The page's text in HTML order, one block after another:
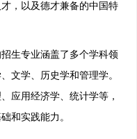
，以及德才兼备的中国特
生专业涵盖了多个学科领
文学、历史学和管理学。
应用经济学、统计学等，
和实践能力。